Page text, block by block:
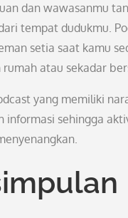
dan wawasanmu
tempat dudukmu.
setia saat kamu
rumah atau sekadar
yang memiliki
informasi sehingga